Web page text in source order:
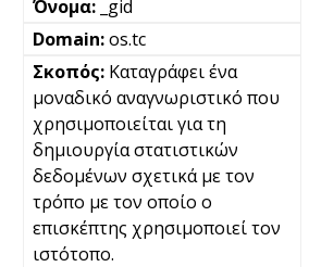
_gid
os.tc
Καταγράφει ένα
μοναδικό αναγνωριστικό που
χρησιμοποιείται για τη
δημιουργία στατιστικών
δεδομένων σχετικά με τον
τρόπο με τον οποίο ο
επισκέπτης χρησιμοποιεί τον
ιστότοπο.